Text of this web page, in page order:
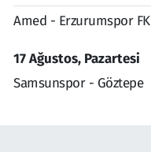
Amed - Erzurumspor FK
17 Ağustos, Pazartesi
Samsunspor - Göztepe